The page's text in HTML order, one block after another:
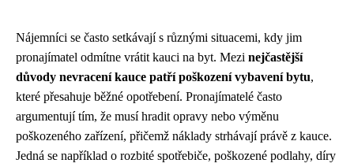
Nájemníci se často setkávají s různými situacemi, kdy jim
pronajímatel odmítne vrátit kauci na byt. Mezi nejčastější
důvody nevracení kauce patří poškození vybavení bytu,
které přesahuje běžné opotřebení. Pronajímatelé často
argumentují tím, že musí hradit opravy nebo výměnu
poškozeného zařízení, přičemž náklady strhávají právě z kauce.
Jedná se například o rozbité spotřebiče, poškozené podlahy, díry